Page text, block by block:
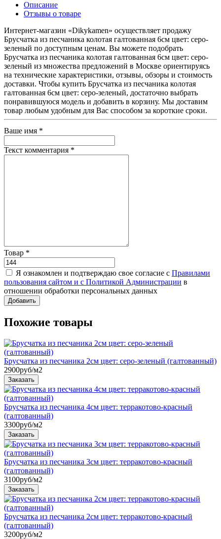
Описание
Отзывы о товаре
Интернет-магазин «Dikykamen» осуществляет продажу
Брусчатка из песчаника колотая галтованная 6см цвет: серо-
зеленый по доступным ценам. Вы можете подобрать
Брусчатка из песчаника колотая галтованная 6см цвет: серо-
зеленый из множества предложений в Москве ориентируясь
на технические характеристики, отзывы, обзоры и стоимость
доставки. Чтобы купить Брусчатка из песчаника колотая
галтованная 6см цвет: серо-зеленый, достаточно выбрать
понравившуюся модель и добавить в корзину. Мы доставим
товар любым удобным для Вас способом за короткие сроки.
Ваше имя *
Текст комментария *
Товар *
Я ознакомлен и подтверждаю свое согласие с Правилами
пользования сайтом и с Политикой Администрации в
отношении обработки персональных данных
Похожие товары
Брусчатка из песчаника 2см цвет: серо-зеленый (галтованный)
2900руб/м2
Брусчатка из песчаника 4см цвет: терракотово-красный
(галтованный)
3300руб/м2
Брусчатка из песчаника 3см цвет: терракотово-красный
(галтованный)
3100руб/м2
Брусчатка из песчаника 2см цвет: терракотово-красный
(галтованный)
3200руб/м2